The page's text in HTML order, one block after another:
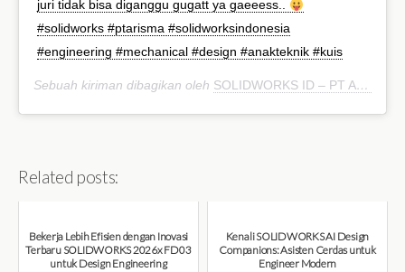
juri tidak bisa diganggu gugatt ya gaeeess..
#solidworks #ptarisma #solidworksindonesia
#engineering #mechanical #design #anakteknik #kuis
Sebuah kiriman dibagikan oleh SOLIDWORKS ID – PT ADS
Related posts:
Bekerja Lebih Efisien dengan Inovasi
Terbaru SOLIDWORKS 2026x FD03
untuk Design Engineering
Kenali SOLIDWORKS AI Design
Companions: Asisten Cerdas untuk
Engineer Modern